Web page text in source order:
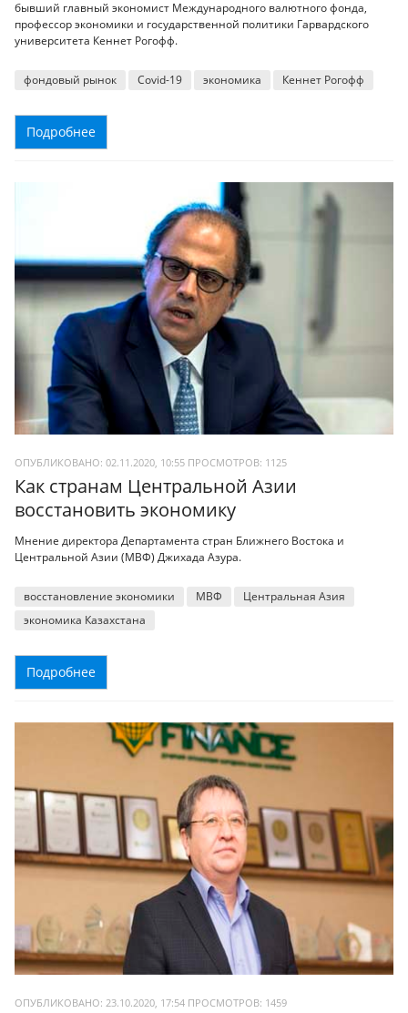
бывший главный экономист Международного валютного фонда,
профессор экономики и государственной политики Гарвардского
университета Кеннет Рогофф.
фондовый рынок Covid-19 экономика Кеннет Рогофф
Подробнее
ОПУБЛИКОВАНО: 02.11.2020, 10:55 ПРОСМОТРОВ: 1125
Как странам Центральной Азии
восстановить экономику
Мнение директора Департамента стран Ближнего Востока и
Центральной Азии (МВФ) Джихада Азура.
восстановление экономики МВФ
Центральная Азия
экономика Казахстана
Подробнее
ОПУБЛИКОВАНО: 23.10.2020, 17:54 ПРОСМОТРОВ: 1459